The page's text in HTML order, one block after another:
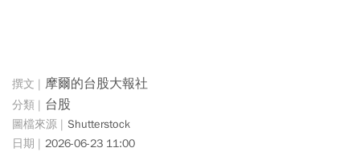
摩爾的台股大報社
台股
Shutterstock
2026-06-23 11:00